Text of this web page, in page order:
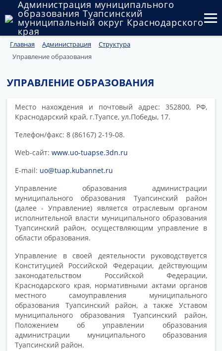
Администрация муниципального
образования Туапсинский
муниципальный округ Краснодарского
края
Округ
Государственный и муниципальный контроль
Муниципальное имущество
Публичные слушания и общественные обсуждения
Главная Администрация
Структура
Управление образования
УПРАВЛЕНИЕ ОБРАЗОВАНИЯ
Место нахождения и почтовый адрес: 352800, РФ,
Краснодарский край, г.Туапсе, ул.Победы, 17.
Телефон/факс: 8 (86167) 2-19-08.
Web-сайт: www.uo-tuapse.3dn.ru
E-mail: uo@tuap.kubannet.ru
Управление образования администрации
муниципального образования Туапсинский район
(далее - Управление) является отраслевым органом
исполнительной власти муниципального образования
Туапсинский район, осуществляющим управление в
области образования.
Управление в своей деятельности руководствуется
Конституцией Российской Федерации, действующим
законодательством Российской Федерации,
Краснодарского края, нормативными актами органов
местного самоуправления муниципального
образования Туапсинский район, а также Уставом
муниципального образования Туапсинский район,
Положением об управлении образования
администрации муниципального образования
Туапсинский район.